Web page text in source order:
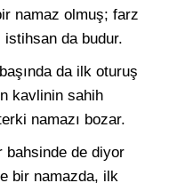
namaz olmuş; farz
da budur.
da ilk oturuş
kavlinin sahih
namazı bozar.
bahsinde de diyor
bir namazda, ilk